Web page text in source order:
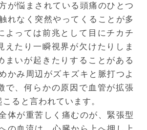
が悩まされている頭痛のひとつ
れなく突然やってくることが多
よっては前兆として目にチカチ
えたり一瞬視界が欠けたりしま
まいが起きたりすることがある
かみ周辺がズキズキと脈打つよ
で、何らかの原因で血管が拡張
ると言われています。
体が重苦しく痛むのが、緊張型